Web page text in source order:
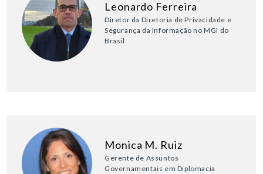
Leonardo Ferreira
Diretor da Diretoria de Privacidade e
Segurança da Informação no MGI do
Brasil
Monica M. Ruiz
Gerente de Assuntos
Governamentais em Diplomacia